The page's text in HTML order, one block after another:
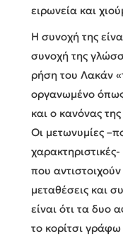
ειρωνεία και
Η συνοχή της
συνοχή της
ρήση του Λακάν
οργανωμένο
και ο κανόνας
Οι μετωνυμίες
που αντιστοιχούν
μεταθέσεις και
είναι ότι τα δυο
το κορίτσι